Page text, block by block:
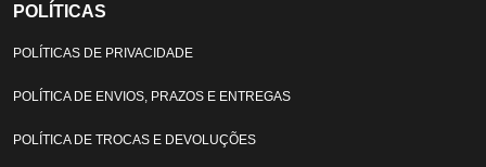
POLÍTICAS
POLÍTICAS DE PRIVACIDADE
POLÍTICA DE ENVIOS, PRAZOS E ENTREGAS
POLÍTICA DE TROCAS E DEVOLUÇÕES